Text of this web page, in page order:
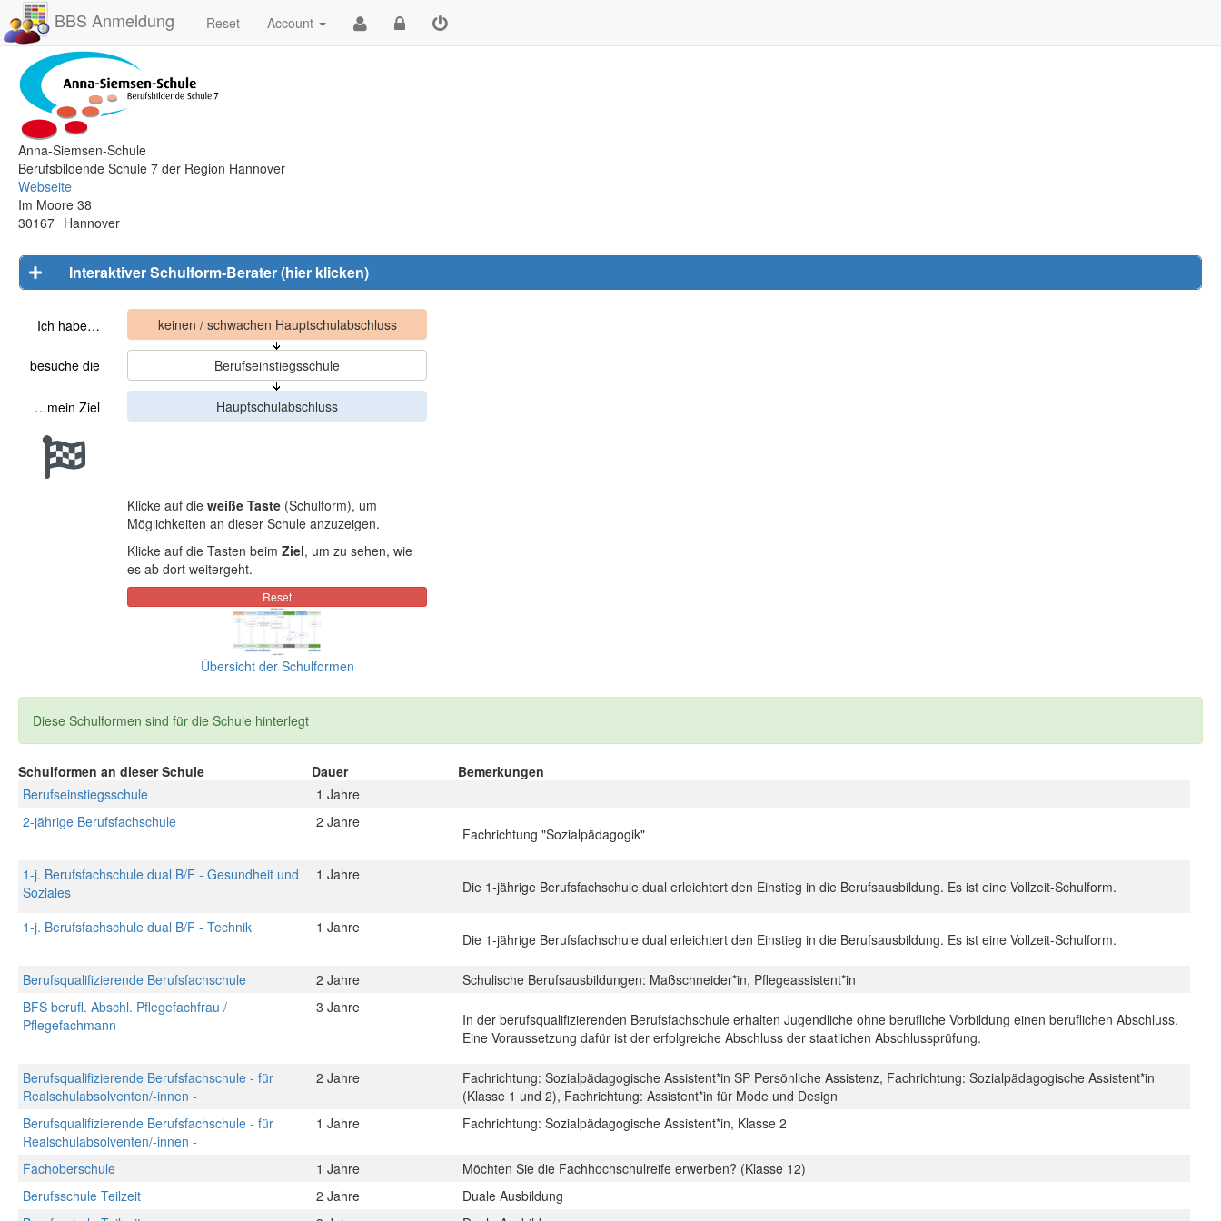
BBS Anmeldung Reset Account
Anna-Siemsen-Schule
Berufsbildende Schule 7 der Region Hannover
Webseite
Im Moore 38
30167 Hannover
Interaktiver Schulform-Berater (hier klicken)
Ich habe…
besuche die
…mein Ziel
Klicke auf die weiße Taste (Schulform), um
Möglichkeiten an dieser Schule anzuzeigen.
Klicke auf die Tasten beim Ziel, um zu sehen, wie
es ab dort weitergeht.
Übersicht der Schulformen
Diese Schulformen sind für die Schule hinterlegt
Schulformen an dieser Schule Dauer
Bemerkungen
Berufseinstiegsschule
1 Jahre
2-jährige Berufsfachschule
2 Jahre
Fachrichtung "Sozialpädagogik"
1-j. Berufsfachschule dual B/F - Gesundheit und
Soziales
1 Jahre
Die 1-jährige Berufsfachschule dual erleichtert den Einstieg in die Berufsausbildung. Es ist eine Vollzeit-Schulform.
1-j. Berufsfachschule dual B/F - Technik 1 Jahre
Die 1-jährige Berufsfachschule dual erleichtert den Einstieg in die Berufsausbildung. Es ist eine Vollzeit-Schulform.
Berufsqualifizierende Berufsfachschule 2 Jahre
Schulische Berufsausbildungen: Maßschneider*in, Pflegeassistent*in
BFS berufl. Abschl. Pflegefachfrau /
Pflegefachmann
3 Jahre
In der berufsqualifizierenden Berufsfachschule erhalten Jugendliche ohne berufliche Vorbildung einen beruflichen Abschluss.
Eine Voraussetzung dafür ist der erfolgreiche Abschluss der staatlichen Abschlussprüfung.
Berufsqualifizierende Berufsfachschule - für
Realschulabsolventen/-innen -
2 Jahre
Fachrichtung: Sozialpädagogische Assistent*in SP Persönliche Assistenz, Fachrichtung: Sozialpädagogische Assistent*in
(Klasse 1 und 2), Fachrichtung: Assistent*in für Mode und Design
Berufsqualifizierende Berufsfachschule - für
Realschulabsolventen/-innen -
1 Jahre Fachrichtung: Sozialpädagogische Assistent*in, Klasse 2
Fachoberschule 1 Jahre
Möchten Sie die Fachhochschulreife erwerben? (Klasse 12)
Berufsschule Teilzeit
2 Jahre
Duale Ausbildung